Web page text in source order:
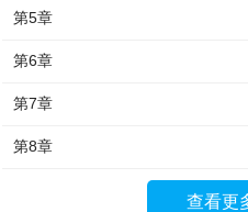
第5章
第6章
第7章
第8章
查看更